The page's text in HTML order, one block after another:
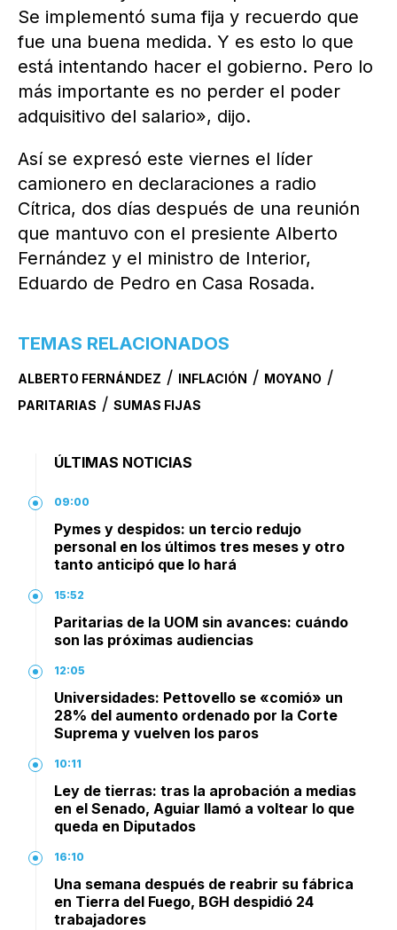
Se implementó suma fija y recuerdo que
fue una buena medida. Y es esto lo que
está intentando hacer el gobierno. Pero lo
más importante es no perder el poder
adquisitivo del salario», dijo.
Así se expresó este viernes el líder
camionero en declaraciones a radio
Cítrica, dos días después de una reunión
que mantuvo con el presiente Alberto
Fernández y el ministro de Interior,
Eduardo de Pedro en Casa Rosada.
TEMAS RELACIONADOS
ALBERTO FERNÁNDEZ / INFLACIÓN / MOYANO /
PARITARIAS / SUMAS FIJAS
ÚLTIMAS NOTICIAS
09:00
Pymes y despidos: un tercio redujo
personal en los últimos tres meses y otro
tanto anticipó que lo hará
15:52
Paritarias de la UOM sin avances: cuándo
son las próximas audiencias
12:05
Universidades: Pettovello se «comió» un
28% del aumento ordenado por la Corte
Suprema y vuelven los paros
10:11
Ley de tierras: tras la aprobación a medias
en el Senado, Aguiar llamó a voltear lo que
queda en Diputados
16:10
Una semana después de reabrir su fábrica
en Tierra del Fuego, BGH despidió 24
trabajadores